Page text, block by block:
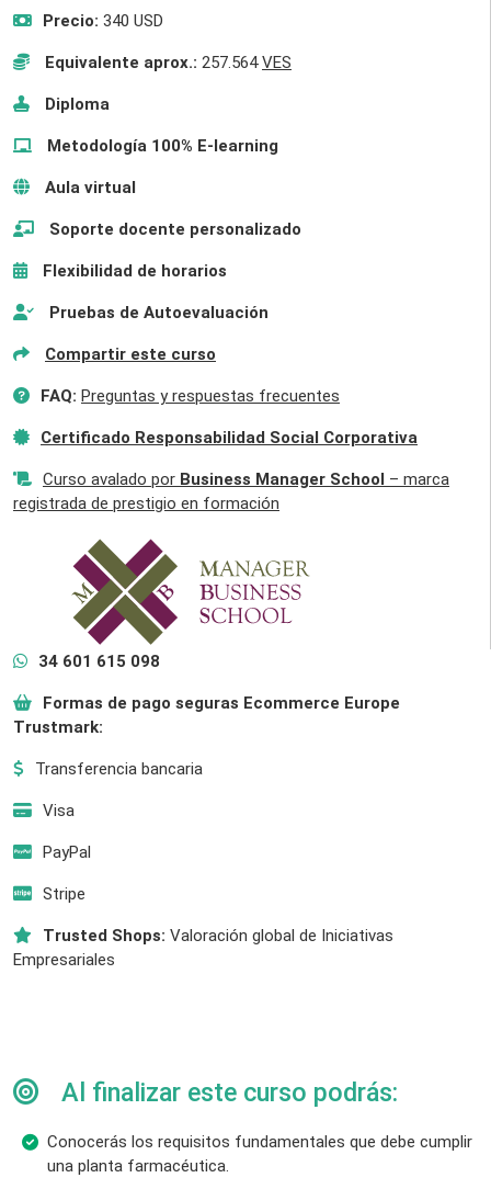
Precio: 340 USD
Equivalente aprox.: 257.564VES
Diploma
Metodología 100% E-learning
Aula virtual
Soporte docente personalizado
Flexibilidad de horarios
Pruebas de Autoevaluación
Compartir este curso
FAQ: Preguntas y respuestas frecuentes
Certificado Responsabilidad Social Corporativa
Curso avalado por Business Manager School – marca
registrada de prestigio en formación
34 601 615 098
Formas de pago seguras Ecommerce Europe
Trustmark:
Transferencia bancaria
Visa
PayPal
Stripe
Trusted Shops: Valoración global de Iniciativas
Empresariales
Al finalizar este curso podrás:
Conocerás los requisitos fundamentales que debe cumplir
una planta farmacéutica.